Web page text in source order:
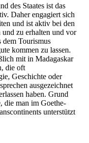
des Staates ist das
Daher engagiert sich
und ist aktiv bei den
zu erhalten und vor
dem Tourismus
kommen zu lassen.
mit in Madagaskar
die oft
Geschichte oder
ausgezeichnet
haben. Grund
die man im Goethe-
unterstützt